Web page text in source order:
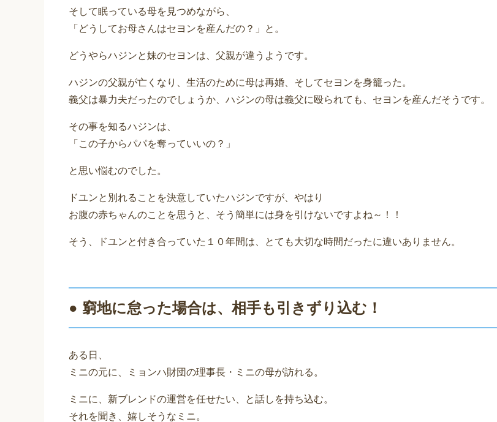
そして眠っている母を見つめながら、
「どうしてお母さんはセヨンを産んだの？」と。
どうやらハジンと妹のセヨンは、父親が違うようです。
ハジンの父親が亡くなり、生活のために母は再婚、そしてセヨンを身籠った。
義父は暴力夫だったのでしょうか、ハジンの母は義父に殴られても、セヨンを産んだそうです。
その事を知るハジンは、
「この子からパパを奪っていいの？」
と思い悩むのでした。
ドユンと別れることを決意していたハジンですが、やはり
お腹の赤ちゃんのことを思うと、そう簡単には身を引けないですよね～！！
そう、ドユンと付き合っていた１０年間は、とても大切な時間だったに違いありません。
● 窮地に怠った場合は、相手も引きずり込む！
ある日、
ミニの元に、ミョンハ財団の理事長・ミニの母が訪れる。
ミニに、新ブレンドの運営を任せたい、と話しを持ち込む。
それを聞き、嬉しそうなミニ。